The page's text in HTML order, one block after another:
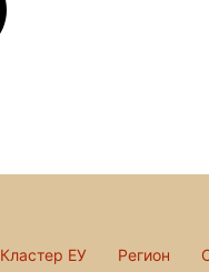
Кластер ЕУ Регион